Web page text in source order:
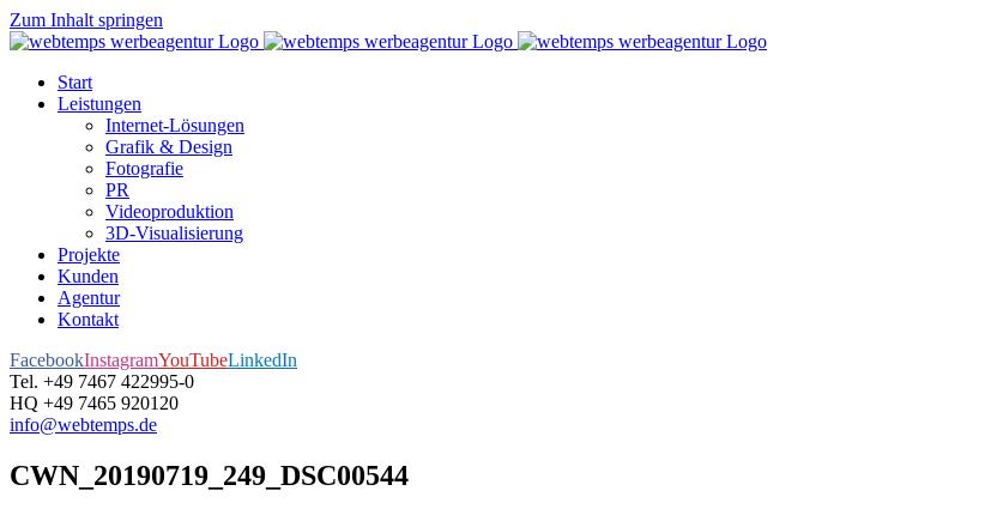
Zum Inhalt springen
Start
Leistungen
Internet-Lösungen
Grafik & Design
Fotografie
PR
Videoproduktion
3D-Visualisierung
Projekte
Kunden
Agentur
Kontakt
FacebookInstagramYouTubeLinkedIn
Tel. +49 7467 422995-0
HQ +49 7465 920120
info@webtemps.de
CWN_20190719_249_DSC00544